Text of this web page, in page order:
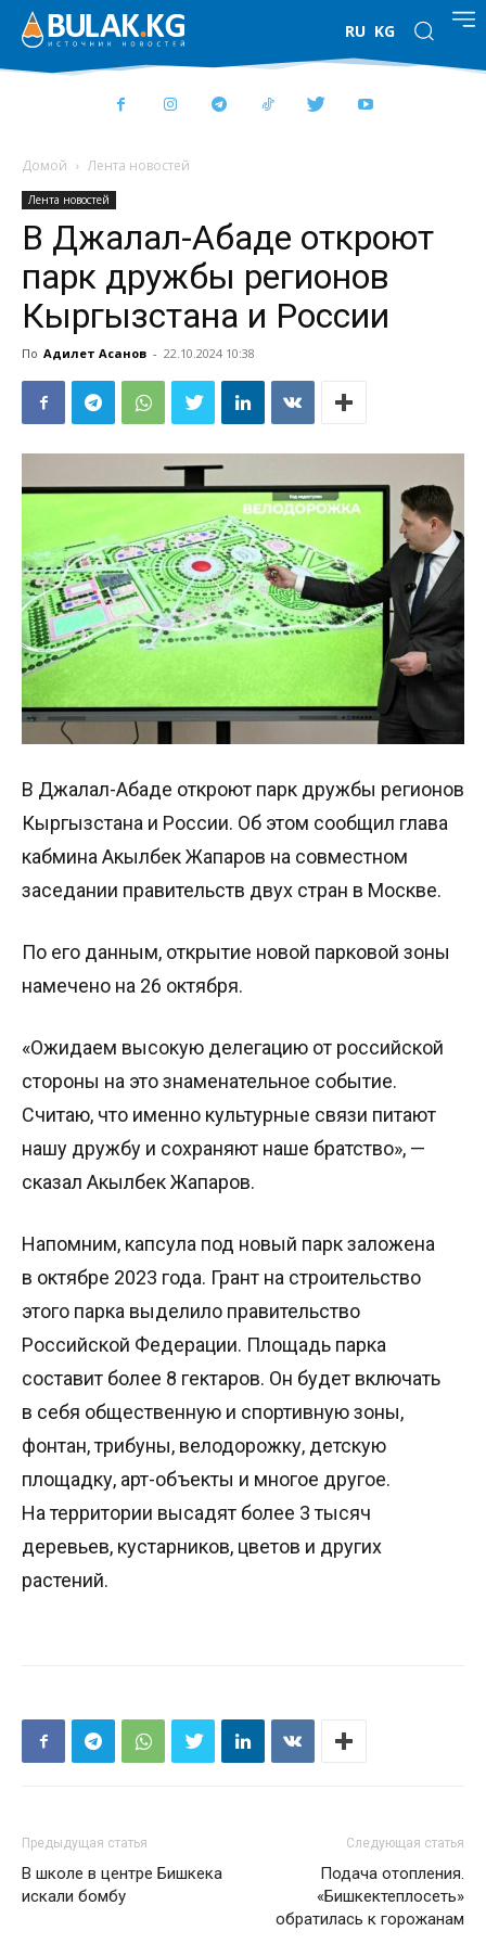
RU KG
Домой Лента новостей
Лента новостей
В Джалал-Абаде откроют
парк дружбы регионов
Кыргызстана и России
По Адилет Асанов - 22.10.2024 10:38
В Джалал-Абаде откроют парк дружбы регионов
Кыргызстана и России. Об этом сообщил глава
кабмина Акылбек Жапаров на совместном
заседании правительств двух стран в Москве.
По его данным, открытие новой парковой зоны
намечено на 26 октября.
«Ожидаем высокую делегацию от российской
стороны на это знаменательное событие.
Считаю, что именно культурные связи питают
нашу дружбу и сохраняют наше братство», —
сказал Акылбек Жапаров.
Напомним, капсула под новый парк заложена
в октябре 2023 года. Грант на строительство
этого парка выделило правительство
Российской Федерации. Площадь парка
составит более 8 гектаров. Он будет включать
в себя общественную и спортивную зоны,
фонтан, трибуны, велодорожку, детскую
площадку, арт-объекты и многое другое.
На территории высадят более 3 тысяч
деревьев, кустарников, цветов и других
растений.
Предыдущая статья
В школе в центре Бишкека
искали бомбу
Следующая статья
Подача отопления.
«Бишкектеплосеть»
обратилась к горожанам